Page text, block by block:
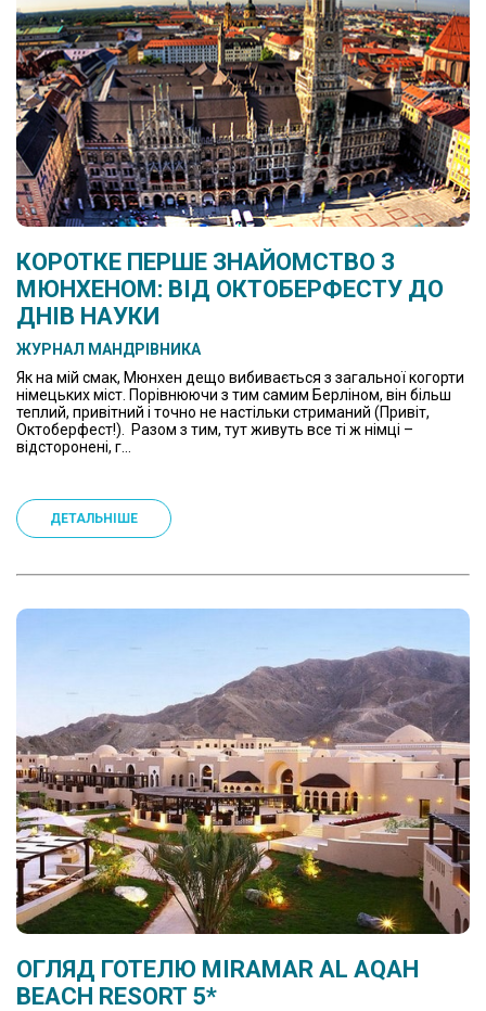
КОРОТКЕ ПЕРШЕ ЗНАЙОМСТВО З
МЮНХЕНОМ: ВІД ОКТОБЕРФЕСТУ ДО
ДНІВ НАУКИ
ЖУРНАЛ МАНДРІВНИКА
Як на мій смак, Мюнхен дещо вибивається з загальної когорти
німецьких міст. Порівнюючи з тим самим Берліном, він більш
теплий, привітний і точно не настільки стриманий (Привіт,
Октоберфест!). Разом з тим, тут живуть все ті ж німці –
відсторонені, г...
ДЕТАЛЬНІШЕ
ОГЛЯД ГОТЕЛЮ MIRAMAR AL AQAH
BEACH RESORT 5*